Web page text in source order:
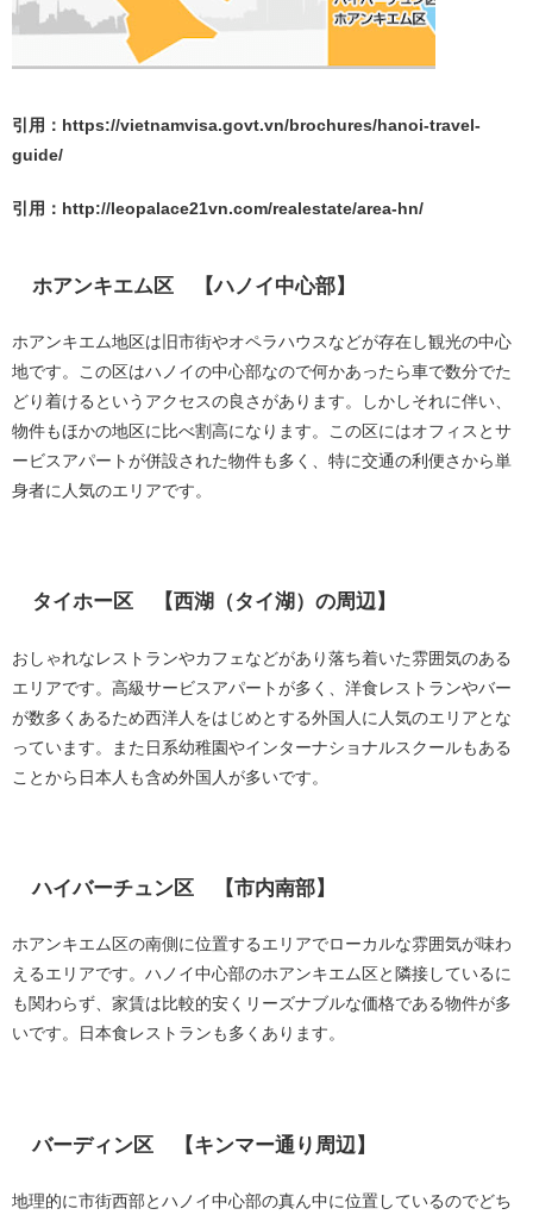
引用：https://vietnamvisa.govt.vn/brochures/hanoi-travel-
guide/
引用：http://leopalace21vn.com/realestate/area-hn/
ホアンキエム区 【ハノイ中心部】
ホアンキエム地区は旧市街やオペラハウスなどが存在し観光の中心
地です。この区はハノイの中心部なので何かあったら車で数分でた
どり着けるというアクセスの良さがあります。しかしそれに伴い、
物件もほかの地区に比べ割高になります。この区にはオフィスとサ
ービスアパートが併設された物件も多く、特に交通の利便さから単
身者に人気のエリアです。
タイホー区 【西湖（タイ湖）の周辺】
おしゃれなレストランやカフェなどがあり落ち着いた雰囲気のある
エリアです。高級サービスアパートが多く、洋食レストランやバー
が数多くあるため西洋人をはじめとする外国人に人気のエリアとな
っています。また日系幼稚園やインターナショナルスクールもある
ことから日本人も含め外国人が多いです。
ハイバーチュン区 【市内南部】
ホアンキエム区の南側に位置するエリアでローカルな雰囲気が味わ
えるエリアです。ハノイ中心部のホアンキエム区と隣接しているに
も関わらず、家賃は比較的安くリーズナブルな価格である物件が多
いです。日本食レストランも多くあります。
バーディン区 【キンマー通り周辺】
地理的に市街西部とハノイ中心部の真ん中に位置しているのでどち